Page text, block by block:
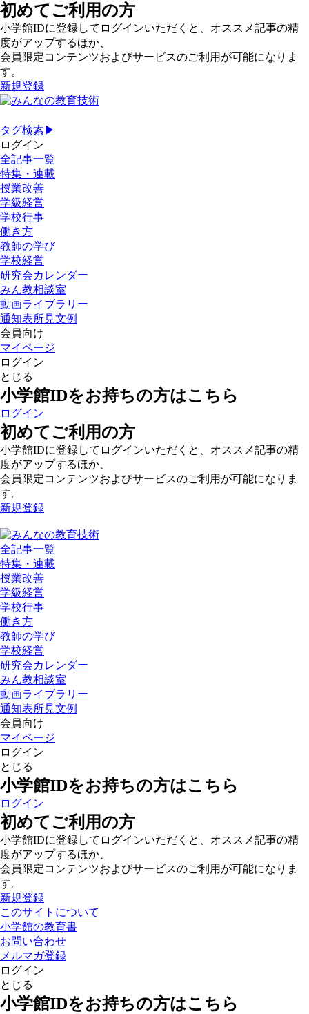
初めてご利用の方
小学館IDに登録してログインいただくと、オススメ記事の精
度がアップするほか、
会員限定コンテンツおよびサービスのご利用が可能になりま
す。
新規登録
タグ検索▶
ログイン
全記事一覧
特集・連載
授業改善
学級経営
学校行事
働き方
教師の学び
学校経営
研究会カレンダー
みん教相談室
動画ライブラリー
通知表所見文例
会員向け
マイページ
ログイン
とじる
小学館IDをお持ちの方はこちら
ログイン
初めてご利用の方
小学館IDに登録してログインいただくと、オススメ記事の精
度がアップするほか、
会員限定コンテンツおよびサービスのご利用が可能になりま
す。
新規登録
全記事一覧
特集・連載
授業改善
学級経営
学校行事
働き方
教師の学び
学校経営
研究会カレンダー
みん教相談室
動画ライブラリー
通知表所見文例
会員向け
マイページ
ログイン
とじる
小学館IDをお持ちの方はこちら
ログイン
初めてご利用の方
小学館IDに登録してログインいただくと、オススメ記事の精
度がアップするほか、
会員限定コンテンツおよびサービスのご利用が可能になりま
す。
新規登録
このサイトについて
小学館の教育書
お問い合わせ
メルマガ登録
ログイン
とじる
小学館IDをお持ちの方はこちら